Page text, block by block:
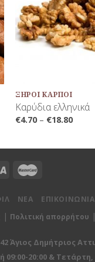
ΞΗΡΟΊ ΚΑΡΠΟΊ
Καρύδια ελληνικά
€4.70– €18.80
ΝΕΑ ΕΠΙΚΟΙΝΩΝΙΑ
| Πολιτική απορρήτου |
Άγιος Δημήτριος
20:00 & Τετάρτη,